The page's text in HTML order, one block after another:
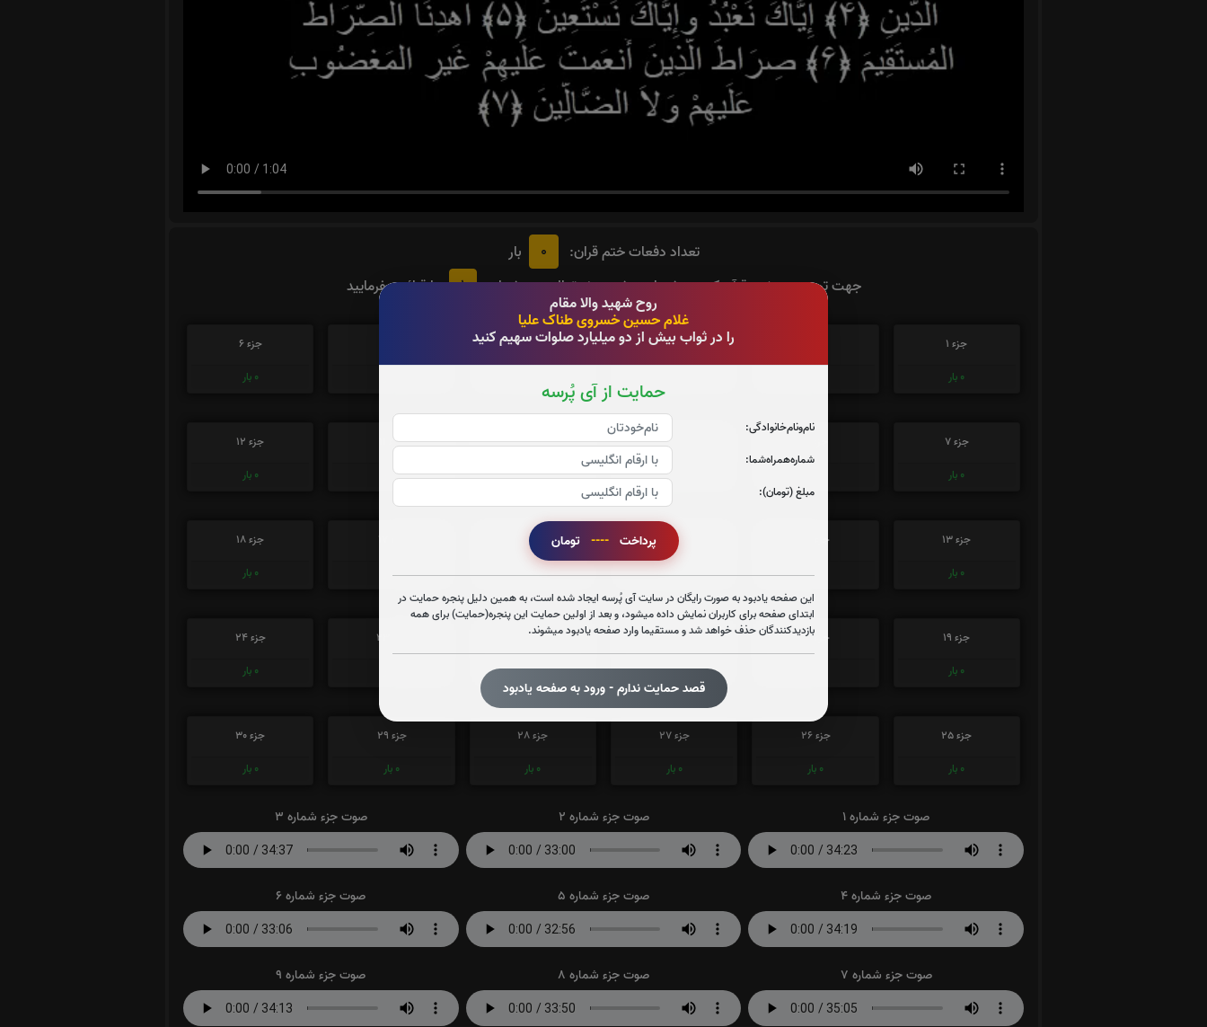
روح شهید والا مقام
غلام حسین خسروی طناک علیا
را در ثواب بیش از دو میلیارد صلوات سهیم کنید
حمایت از آی پُرسه
نام‌و‌نام‌خانوادگی:
شماره‌همراه‌شما:
مبلغ (تومان):
پرداخت ---- تومان
این صفحه یادبود به صورت رایگان در سایت آی پُرسه ایجاد شده است، به همین دلیل پنجره حمایت در
ابتدای صفحه برای کاربران نمایش داده میشود، و بعد از اولین حمایت این پنجره(حمایت) برای همه
بازدیدکنندگان حذف خواهد شد و مستقیما وارد صفحه یادبود میشوند.
قصد حمایت ندارم - ورود به صفحه یادبود
تعداد دفعات ختم قران: 0
بار
جهت تسریع در ختم قرآن کریم پیشنهاد میشود حضرتعالی جزء شماره
1 را قرائت بفرمایید
جزء 1
0 بار
جزء 3
جزء 4
جزء 6
0 بار
جزء 7
0 بار
جزء 9
بار
جزء 10
0بار
جزء 11
0
جزء 12
0 بار
جزء 13
0 بار
جزء 14
بار
جزء 15
0بار
جزء 16
0بار
0بار
جزء 18
0 بار
جزء 19
0 بار
جزء 20
جزء 21
0بار
جزء 22
0بار
جزء 24
0 بار
جزء 25
0 بار
جزء 26
0 بار
جزء 27
0 بار
جزء 28
0 بار
جزء 29
0 بار
جزء 30
0 بار
صوت جزء شماره 1 صوت جزء شماره 2 صوت جزء شماره 3
صوت جزء شماره 4 صوت جزء شماره 5 صوت جزء شماره 6
صوت جزء شماره 7 صوت جزء شماره 8 صوت جزء شماره 9